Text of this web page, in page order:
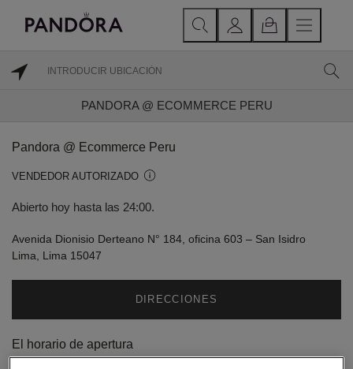
PANDORA @ ECOMMERCE PERU
Pandora @ Ecommerce Peru
VENDEDOR AUTORIZADO
Abierto hoy hasta las 24:00.
Avenida Dionisio Derteano N° 184, oficina 603 – San Isidro
Lima, Lima 15047
DIRECCIONES
El horario de apertura